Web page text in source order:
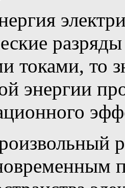
токами, то
энергии